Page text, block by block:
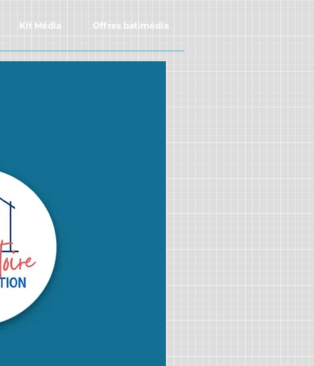
Kit Média Offres batimédia